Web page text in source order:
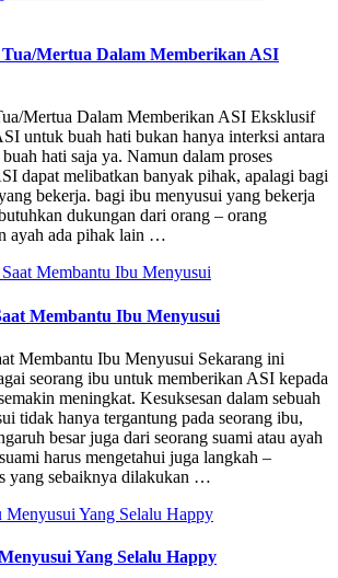
Mertua Dalam Memberikan ASI
Mertua Dalam Memberikan ASI Eksklusif
untuk buah hati bukan hanya interksi antara
hati saja ya. Namun dalam proses
dapat melibatkan banyak pihak, apalagi bagi
bekerja. bagi ibu menyusui yang bekerja
dukungan dari orang – orang
ayah ada pihak lain …
Membantu Ibu Menyusui
Membantu Ibu Menyusui Sekarang ini
seorang ibu untuk memberikan ASI kepada
meningkat. Kesuksesan dalam sebuah
tidak hanya tergantung pada seorang ibu,
besar juga dari seorang suami atau ayah
harus mengetahui juga langkah –
yang sebaiknya dilakukan …
Yang Selalu Happy